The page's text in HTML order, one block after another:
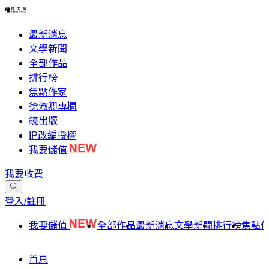
最新消息
文學新聞
全部作品
排行榜
焦點作家
徐淑卿專欄
鏡出版
IP改編授權
我要儲值
我要收費
登入/註冊
我要儲值 全部作品最新消息文學新聞排行榜焦點
首頁